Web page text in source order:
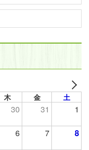
木 金 土
30 31 1
6 7 8